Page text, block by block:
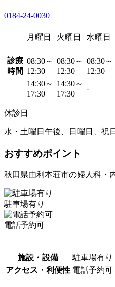
0184-24-0030
月曜日 火曜日 水曜日
診療
時間
08:30～
12:30
08:30～
12:30
08:30～
12:30
14:30～
17:30
14:30～
17:30
-
休診日
水・土曜日午後、日曜日、祝日
おすすめポイント
秋田県由利本荘市の婦人科
駐車場有り
電話予約可
施設・設備
駐車場有り
アクセス・利便性 電話予約可